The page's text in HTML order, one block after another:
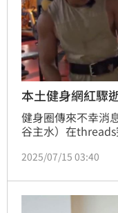
本土健身網紅驟
健身圈傳來不幸消
谷主水）在
長「king」猛國王驟
2025/07/15 03:40